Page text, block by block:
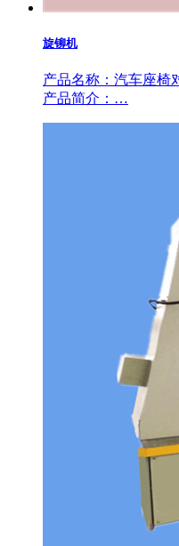
旋铆机
产品名称：汽车座椅
产品简介：…